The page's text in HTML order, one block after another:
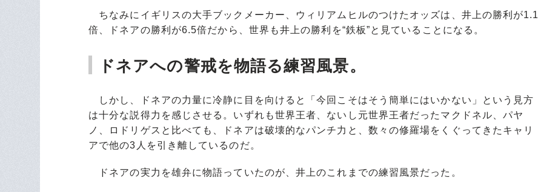
ちなみにイギリスの大手ブックメーカー、ウィリアムヒルのつけたオッズは、井上の勝利が1.1
倍、ドネアの勝利が6.5倍だから、世界も井上の勝利を“鉄板”と見ていることになる。
ドネアへの警戒を物語る練習風景。
しかし、ドネアの力量に冷静に目を向けると「今回こそはそう簡単にはいかない」という見方
は十分な説得力を感じさせる。いずれも世界王者、ないし元世界王者だったマクドネル、パヤ
ノ、ロドリゲスと比べても、ドネアは破壊的なパンチ力と、数々の修羅場をくぐってきたキャリ
アで他の3人を引き離しているのだ。
ドネアの実力を雄弁に物語っていたのが、井上のこれまでの練習風景だった。